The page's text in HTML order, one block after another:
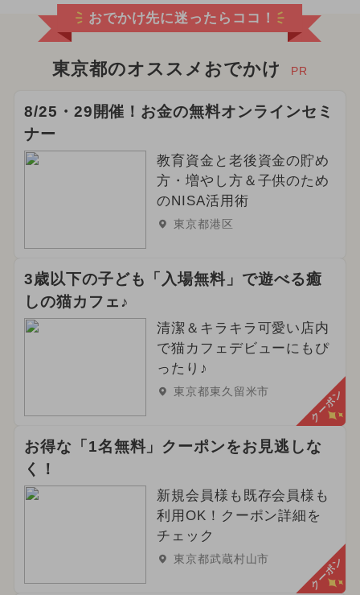
おでかけ先に迷ったらココ！
東京都のオススメおでかけ PR
8/25・29開催！お金の無料オンラインセミ
ナー
教育資金と老後資金の貯め
方・増やし方＆子供のため
のNISA活用術
東京都港区
3歳以下の子ども「入場無料」で遊べる癒
しの猫カフェ♪
清潔＆キラキラ可愛い店内
で猫カフェデビューにもぴ
ったり♪
東京都東久留米市 クーポン
お得な「1名無料」クーポンをお見逃しな
く！
新規会員様も既存会員様も
利用OK！クーポン詳細を
チェック
東京都武蔵村山市 クーポン